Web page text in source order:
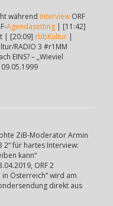
während Interview ORF
Agendasetting | [11:42]
| [20:09] rbbKultur |
RADIO 3 #r1MM
EINS? – „Wieviel
ZiB-Moderator Armin
2“ für hartes Interview:
kann“
ORF 2
Österreich“ wird am
direkt aus